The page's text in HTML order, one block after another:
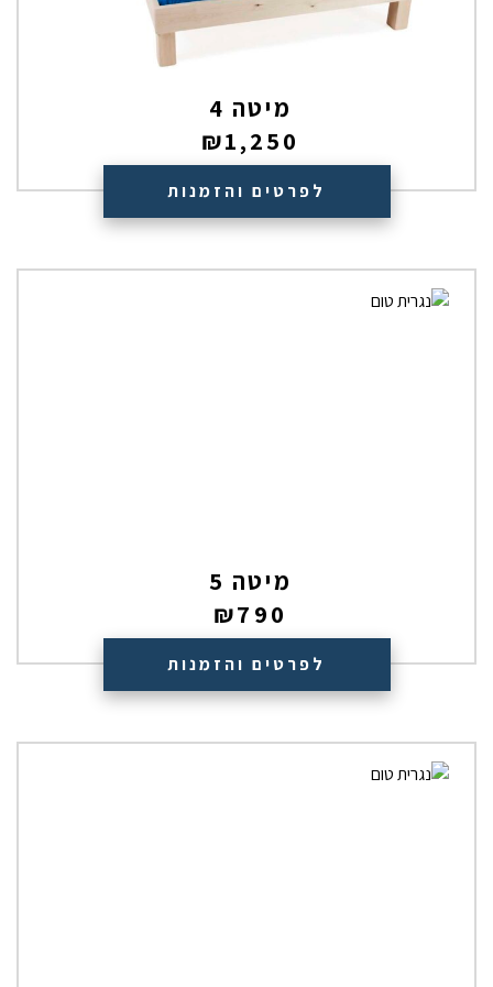
מיטה 4
₪1,250
לפרטים והזמנות
מיטה 5
₪790
לפרטים והזמנות